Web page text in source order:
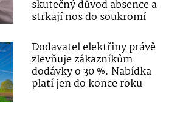
skutečný důvod absence a
strkají nos do soukromí
Dodavatel elektřiny právě
zlevňuje zákazníkům
dodávky o 30 %. Nabídka
platí jen do konce roku